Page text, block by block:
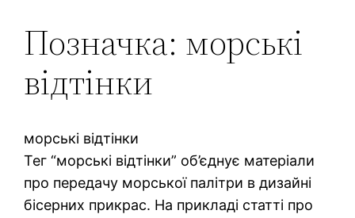
Позначка: морські
відтінки
морські відтінки
Тег “морські відтінки” об’єднує матеріали
про передачу морської палітри в дизайні
бісерних прикрас. На прикладі статті про